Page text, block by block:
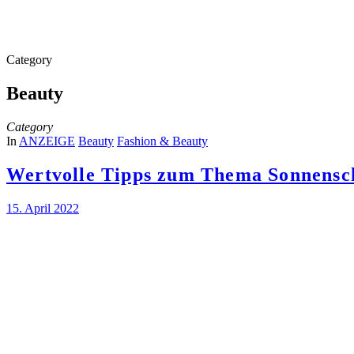
Category
Beauty
Category
In ANZEIGE Beauty Fashion & Beauty
Wertvolle Tipps zum Thema
15. April 2022